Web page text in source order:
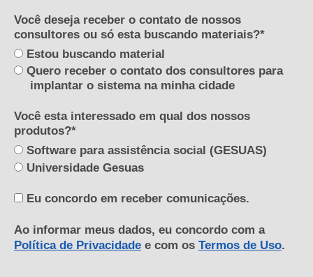
Você deseja receber o contato de nossos
consultores ou só esta buscando materiais?*
Estou buscando material
Quero receber o contato dos consultores para
implantar o sistema na minha cidade
Você esta interessado em qual dos nossos
produtos?*
Software para assistência social (GESUAS)
Universidade Gesuas
Eu concordo em receber comunicações.
Ao informar meus dados, eu concordo com a
Política de Privacidade e com os Termos de Uso.